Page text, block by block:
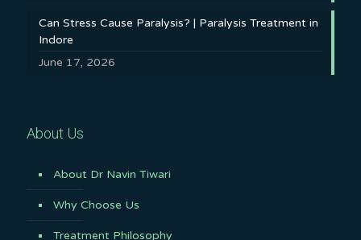
Can Stress Cause Paralysis? | Paralysis Treatment in
Indore
June 17, 2026
About Us
About Dr Navin Tiwari
Why Choose Us
Treatment Philosophy